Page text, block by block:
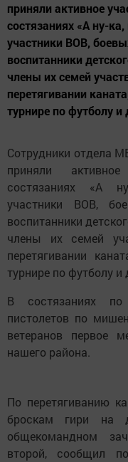
приняли активное
состязаниях «А ну-
участники ВОВ,
воспитанники
члены их семей
перетягивании
турнире по футболу и
Сотрудники отдела
приняли
состязаниях «А
участники ВОВ,
воспитанники
члены их семей
перетягивании
турнире по футболу и
В состязаниях по
пистолетов по
ветеранов первое
нашего района.
По перетягиванию
броскам гири на
общекомандном
второй, сообщил